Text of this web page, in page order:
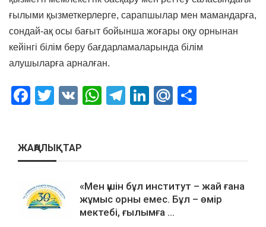
ғылыми қызметкерлерге, сарапшылар мен мамандарға,
сондай-ақ осы бағыт бойынша жоғары оқу орнынан
кейінгі білім беру бағдарламаларында білім
алушыларға арналған.
Facebook
Twitter
VK WhatsApp
Telegram
LinkedIn
Mail.Ru
ЖАҢАЛЫҚТАР
«Мен үшін бұл институт – жай ғана
жұмыс орны емес. Бұл – өмір
мектебі, ғылымға ...